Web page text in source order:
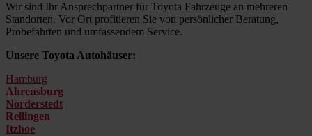
Wir sind Ihr Ansprechpartner für Toyota Fahrzeuge an mehreren
Standorten. Vor Ort profitieren Sie von persönlicher Beratung,
Probefahrten und umfassendem Service.
Unsere Toyota Autohäuser:
Hamburg
Ahrensburg
Norderstedt
Rellingen
Itzhoe